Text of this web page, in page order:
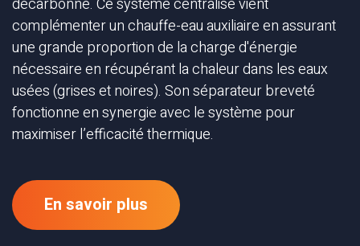
complémenter un chauffe-eau auxiliaire en assurant
une grande proportion de la charge d'énergie
nécessaire en récupérant la chaleur dans les eaux
usées (grises et noires). Son séparateur breveté
fonctionne en synergie avec le système pour
maximiser l’efficacité thermique.
En savoir plus